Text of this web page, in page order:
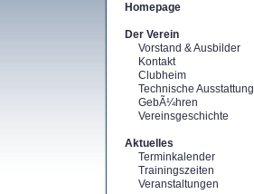
Homepage
Der Verein
Vorstand & Ausbilder
Kontakt
Clubheim
Technische Ausstattung
GebÃ¼hren
Vereinsgeschichte
Aktuelles
Terminkalender
Trainingszeiten
Veranstaltungen